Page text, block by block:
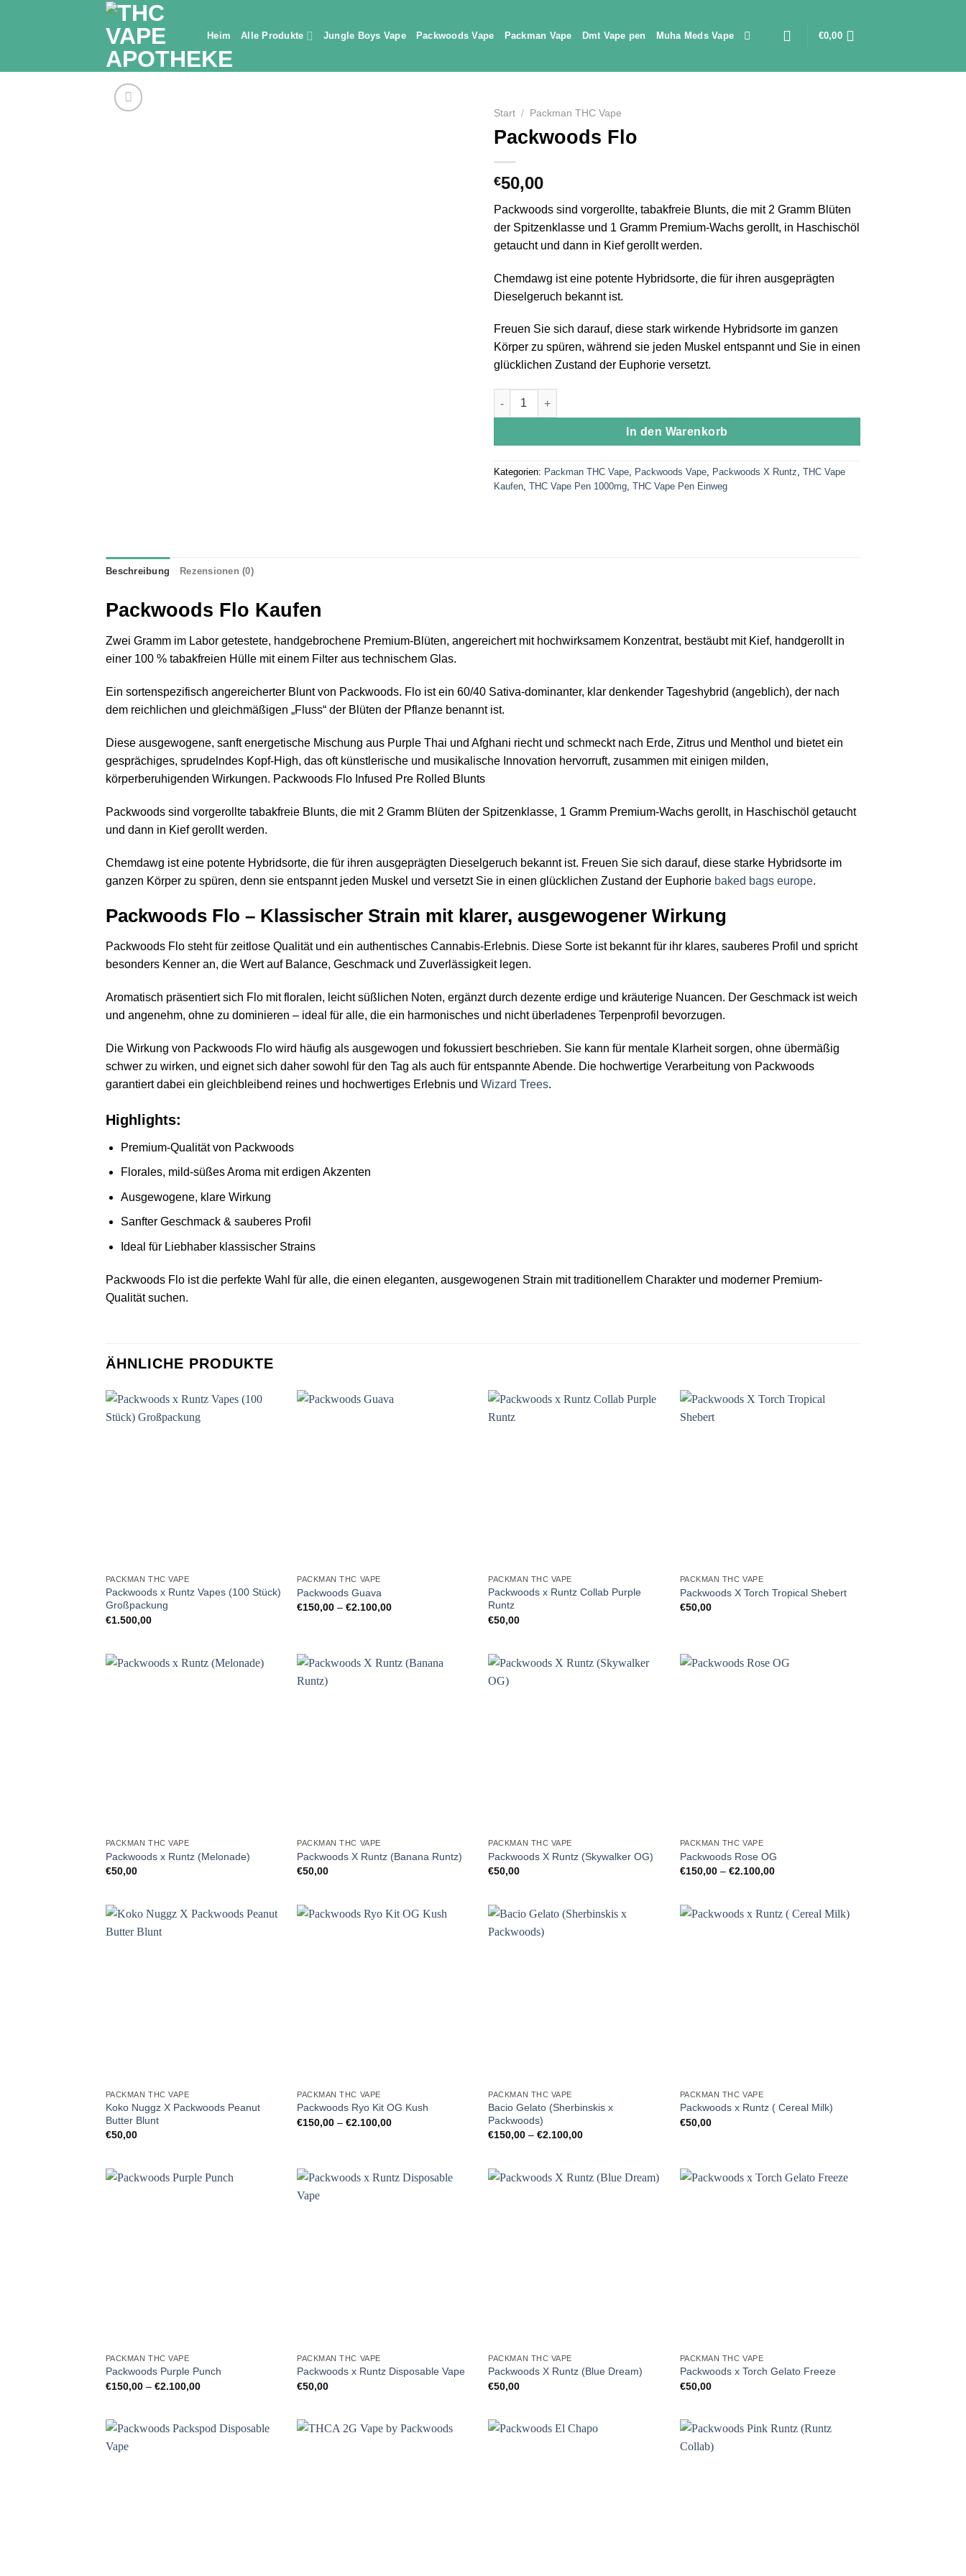
Heim Alle Produkte Jungle Boys Vape Packwoods Vape Packman Vape Dmt Vape pen Muha Meds Vape €0,00
Start / Packman THC Vape
Packwoods Flo
€50,00
Packwoods sind vorgerollte, tabakfreie Blunts, die mit 2 Gramm Blüten
der Spitzenklasse und 1 Gramm Premium-Wachs gerollt, in Haschischöl
getaucht und dann in Kief gerollt werden.
Chemdawg ist eine potente Hybridsorte, die für ihren ausgeprägten
Dieselgeruch bekannt ist.
Freuen Sie sich darauf, diese stark wirkende Hybridsorte im ganzen
Körper zu spüren, während sie jeden Muskel entspannt und Sie in einen
glücklichen Zustand der Euphorie versetzt.
Packwoods Flo Menge
In den Warenkorb
Kategorien: Packman THC Vape, Packwoods Vape, Packwoods X Runtz, THC Vape
Kaufen, THC Vape Pen 1000mg, THC Vape Pen Einweg
Beschreibung Rezensionen (0)
Packwoods Flo Kaufen
Zwei Gramm im Labor getestete, handgebrochene Premium-Blüten, angereichert mit hochwirksamem Konzentrat, bestäubt mit Kief, handgerollt in
einer 100 % tabakfreien Hülle mit einem Filter aus technischem Glas.
Ein sortenspezifisch angereicherter Blunt von Packwoods. Flo ist ein 60/40 Sativa-dominanter, klar denkender Tageshybrid (angeblich), der nach
dem reichlichen und gleichmäßigen „Fluss“ der Blüten der Pflanze benannt ist.
Diese ausgewogene, sanft energetische Mischung aus Purple Thai und Afghani riecht und schmeckt nach Erde, Zitrus und Menthol und bietet ein
gesprächiges, sprudelndes Kopf-High, das oft künstlerische und musikalische Innovation hervorruft, zusammen mit einigen milden,
körperberuhigenden Wirkungen. Packwoods Flo Infused Pre Rolled Blunts
Packwoods sind vorgerollte tabakfreie Blunts, die mit 2 Gramm Blüten der Spitzenklasse, 1 Gramm Premium-Wachs gerollt, in Haschischöl getaucht
und dann in Kief gerollt werden.
Chemdawg ist eine potente Hybridsorte, die für ihren ausgeprägten Dieselgeruch bekannt ist. Freuen Sie sich darauf, diese starke Hybridsorte im
ganzen Körper zu spüren, denn sie entspannt jeden Muskel und versetzt Sie in einen glücklichen Zustand der Euphorie baked bags europe.
Packwoods Flo – Klassischer Strain mit klarer, ausgewogener Wirkung
Packwoods Flo steht für zeitlose Qualität und ein authentisches Cannabis-Erlebnis. Diese Sorte ist bekannt für ihr klares, sauberes Profil und spricht
besonders Kenner an, die Wert auf Balance, Geschmack und Zuverlässigkeit legen.
Aromatisch präsentiert sich Flo mit floralen, leicht süßlichen Noten, ergänzt durch dezente erdige und kräuterige Nuancen. Der Geschmack ist weich
und angenehm, ohne zu dominieren – ideal für alle, die ein harmonisches und nicht überladenes Terpenprofil bevorzugen.
Die Wirkung von Packwoods Flo wird häufig als ausgewogen und fokussiert beschrieben. Sie kann für mentale Klarheit sorgen, ohne übermäßig
schwer zu wirken, und eignet sich daher sowohl für den Tag als auch für entspannte Abende. Die hochwertige Verarbeitung von Packwoods
garantiert dabei ein gleichbleibend reines und hochwertiges Erlebnis und Wizard Trees.
Highlights:
Premium-Qualität von Packwoods
Florales, mild-süßes Aroma mit erdigen Akzenten
Ausgewogene, klare Wirkung
Sanfter Geschmack & sauberes Profil
Ideal für Liebhaber klassischer Strains
Packwoods Flo ist die perfekte Wahl für alle, die einen eleganten, ausgewogenen Strain mit traditionellem Charakter und moderner Premium-
Qualität suchen.
ÄHNLICHE PRODUKTE
PACKMAN THC VAPE
Packwoods x Runtz Vapes (100 Stück)
Großpackung
€1.500,00
PACKMAN THC VAPE
Packwoods Guava
€150,00 –€2.100,00Preisspanne:
PACKMAN THC VAPE
Packwoods x Runtz Collab Purple
Runtz
€50,00
PACKMAN THC VAPE
Packwoods X Torch Tropical Shebert
€50,00
PACKMAN THC VAPE
Packwoods x Runtz (Melonade)
€50,00
PACKMAN THC VAPE
Packwoods X Runtz (Banana Runtz)
€50,00
PACKMAN THC VAPE
Packwoods X Runtz (Skywalker OG)
€50,00
PACKMAN THC VAPE
Packwoods Rose OG
€150,00 – €2.100,00Preisspanne:
PACKMAN THC VAPE
Koko Nuggz X Packwoods Peanut
Butter Blunt
€50,00
PACKMAN THC VAPE
Packwoods Ryo Kit OG Kush
€150,00 –€2.100,00Preisspanne:
PACKMAN THC VAPE
Bacio Gelato (Sherbinskis x
Packwoods)
€150,00 –€2.100,00Preisspanne:
PACKMAN THC VAPE
Packwoods x Runtz ( Cereal Milk)
€50,00
PACKMAN THC VAPE
Packwoods Purple Punch
€150,00 – €2.100,00Preisspanne:
PACKMAN THC VAPE
Packwoods x Runtz Disposable Vape
€50,00
PACKMAN THC VAPE
Packwoods X Runtz (Blue Dream)
€50,00
PACKMAN THC VAPE
Packwoods x Torch Gelato Freeze
€50,00